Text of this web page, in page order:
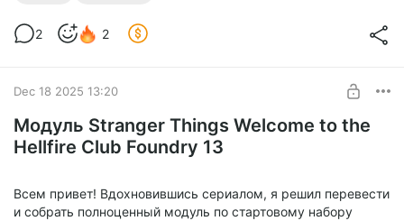
атмосферы 80-х.
Техническая часть:
🔗Скачать: https://module.fvtt.club/s/WttHC_json/download
переводе — обязательно пишите в комментарии.
2 2
Dec 18 2025 13:20
Модуль Stranger Things Welcome to the
Hellfire Club Foundry 13
Всем привет! Вдохновившись сериалом, я решил перевести
и собрать полноценный модуль по стартовому набору